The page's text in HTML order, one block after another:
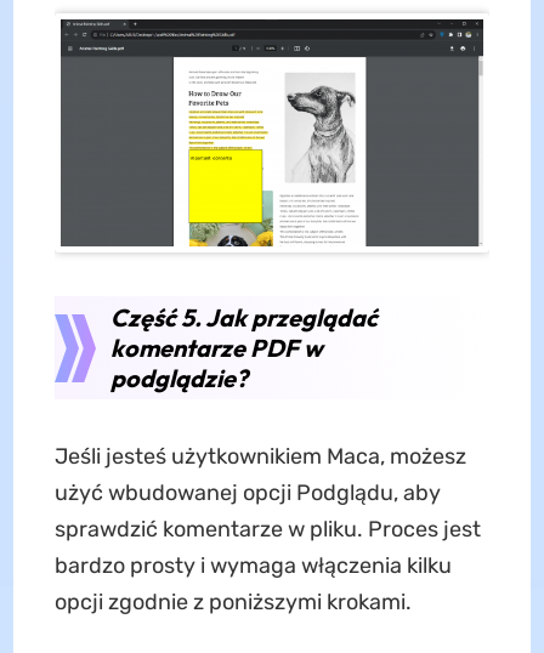
Część 5. Jak przeglądać
komentarze PDF w
podglądzie?
Jeśli jesteś użytkownikiem Maca, możesz
użyć wbudowanej opcji Podglądu, aby
sprawdzić komentarze w pliku. Proces jest
bardzo prosty i wymaga włączenia kilku
opcji zgodnie z poniższymi krokami.